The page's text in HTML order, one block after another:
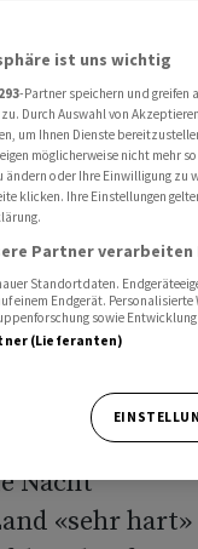
Iran
Waffenruhe
hat
Nacht
«sehr hart»
ist uns wichtig
293-Partner speichern und greifen
Durch Auswahl von
um Ihnen Dienste
möglicherweise nicht mehr
ändern oder Ihre Einwilligung zu
klicken. Ihre Einstellungen
Partner
Standortdaten.
einem Endgerät.
sowie
(Lieferanten)